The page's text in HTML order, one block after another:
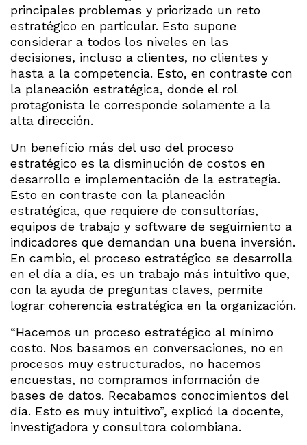
principales problemas y priorizado un reto
estratégico en particular. Esto supone
considerar a todos los niveles en las
decisiones, incluso a clientes, no clientes y
hasta a la competencia. Esto, en contraste con
la planeación estratégica, donde el rol
protagonista le corresponde solamente a la
alta dirección.
Un beneficio más del uso del proceso
estratégico es la disminución de costos en
desarrollo e implementación de la estrategia.
Esto en contraste con la planeación
estratégica, que requiere de consultorías,
equipos de trabajo y software de seguimiento a
indicadores que demandan una buena inversión.
En cambio, el proceso estratégico se desarrolla
en el día a día, es un trabajo más intuitivo que,
con la ayuda de preguntas claves, permite
lograr coherencia estratégica en la organización.
“Hacemos un proceso estratégico al mínimo
costo. Nos basamos en conversaciones, no en
procesos muy estructurados, no hacemos
encuestas, no compramos información de
bases de datos. Recabamos conocimientos del
día. Esto es muy intuitivo”, explicó la docente,
investigadora y consultora colombiana.